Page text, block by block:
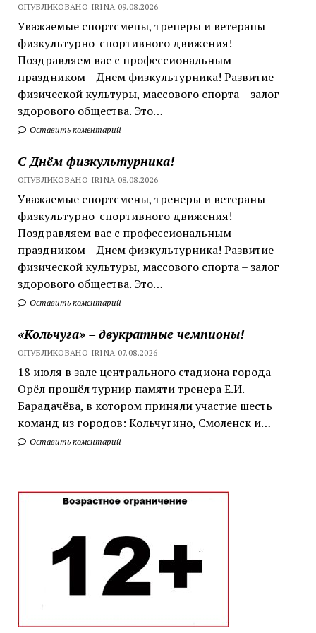
ОПУБЛИКОВАНО IRINA 09.08.2026
Уважаемые спортсмены, тренеры и ветераны
физкультурно-спортивного движения!
Поздравляем вас с профессиональным
праздником – Днем физкультурника! Развитие
физической культуры, массового спорта – залог
здорового общества. Это…
Оставить коментарий
С Днём физкультурника!
ОПУБЛИКОВАНО IRINA 08.08.2026
Уважаемые спортсмены, тренеры и ветераны
физкультурно-спортивного движения!
Поздравляем вас с профессиональным
праздником – Днем физкультурника! Развитие
физической культуры, массового спорта – залог
здорового общества. Это…
Оставить коментарий
«Кольчуга» – двукратные чемпионы!
ОПУБЛИКОВАНО IRINA 07.08.2026
18 июля в зале центрального стадиона города
Орёл прошёл турнир памяти тренера Е.И.
Барадачёва, в котором приняли участие шесть
команд из городов: Кольчугино, Смоленск и…
Оставить коментарий